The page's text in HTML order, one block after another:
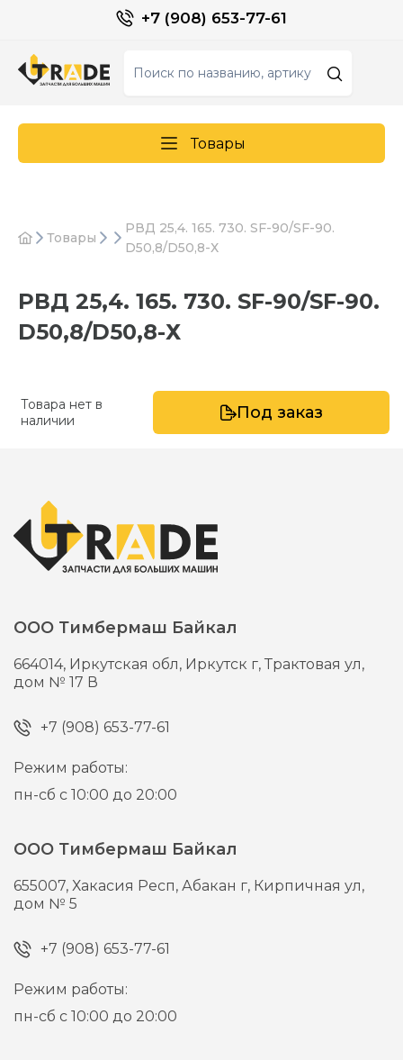
+7 (908) 653-77-61
Товары
Товары
РВД 25,4. 165. 730. SF-90/SF-90.
D50,8/D50,8-Х
РВД 25,4. 165. 730. SF-90/SF-90.
D50,8/D50,8-Х
Товара нет в
наличии
Под заказ
ООО Тимбермаш Байкал
664014, Иркутская обл, Иркутск г,Трактовая ул,
дом № 17 В
+7 (908) 653-77-61
Режим работы:
пн-сб с 10:00 до 20:00
ООО Тимбермаш Байкал
655007,Хакасия Респ, Абакан г, Кирпичная ул,
дом № 5
+7 (908) 653-77-61
Режим работы:
пн-сб с 10:00 до 20:00